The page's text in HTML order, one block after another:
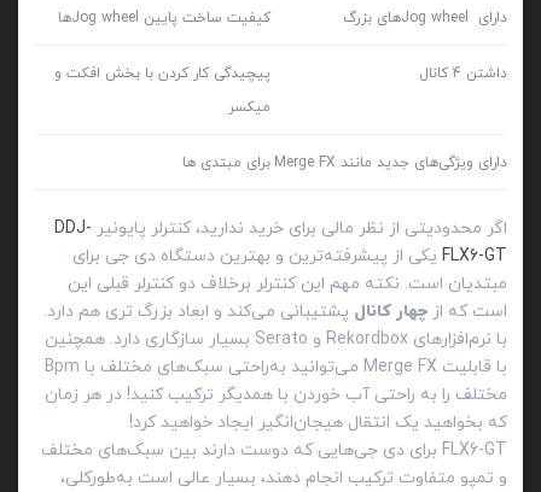
دارای Jog wheelهای بزرگ کیفیت ساخت پایین Jog wheelها
داشتن 4 کانال
پیچیدگی کار کردن با بخش افکت و
میکسر
دارای ویژگی‌های جدید مانند Merge FX برای مبتدی ها
اگر محدودیتی از نظر مالی برای خرید ندارید، کنترلر پایونیر DDJ-
FLX6-GTیکی از پیشرفته‌ترین و بهترین دستگاه دی جی برای
مبتدیان است. نکته مهم این کنترلر برخلاف دو کنترلر قبلی این
است که از چهار کانال پشتیبانی می‌کند و ابعاد بزرگ تری هم دارد.
با نرم‌افزارهای Rekordbox و Serato بسیار سازگاری دارد. همچنین
با قابلیت Merge FX می‌توانید به‌راحتی سبک‌های مختلف با Bpm
مختلف را به راحتی آب خوردن با همدیگر ترکیب کنید! در هر زمان
که بخواهید یک انتقال هیجان‌انگیر ایجاد خواهید کرد!
FLX6-GT برای دی جی‌هایی که دوست دارند بین سبک‌های مختلف
و تمپو متفاوت ترکیب انجام دهند، بسیار عالی است به‌طور‌کلی،